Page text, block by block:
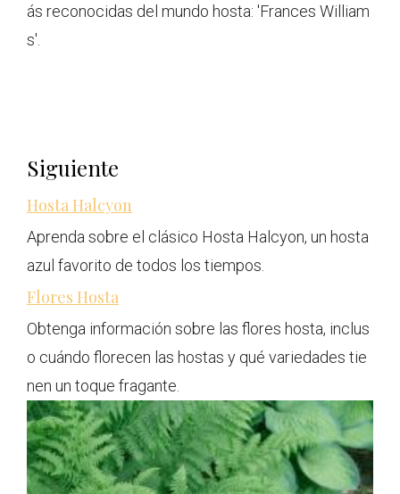
ás reconocidas del mundo hosta: 'Frances William
s'.
Siguiente
Hosta Halcyon
Aprenda sobre el clásico Hosta Halcyon, un hosta
azul favorito de todos los tiempos.
Flores Hosta
Obtenga información sobre las flores hosta, inclus
o cuándo florecen las hostas y qué variedades tie
nen un toque fragante.